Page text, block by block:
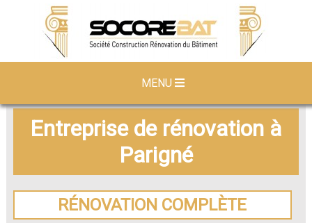
MENU
Entreprise de rénovation à
Parigné
RÉNOVATION COMPLÈTE